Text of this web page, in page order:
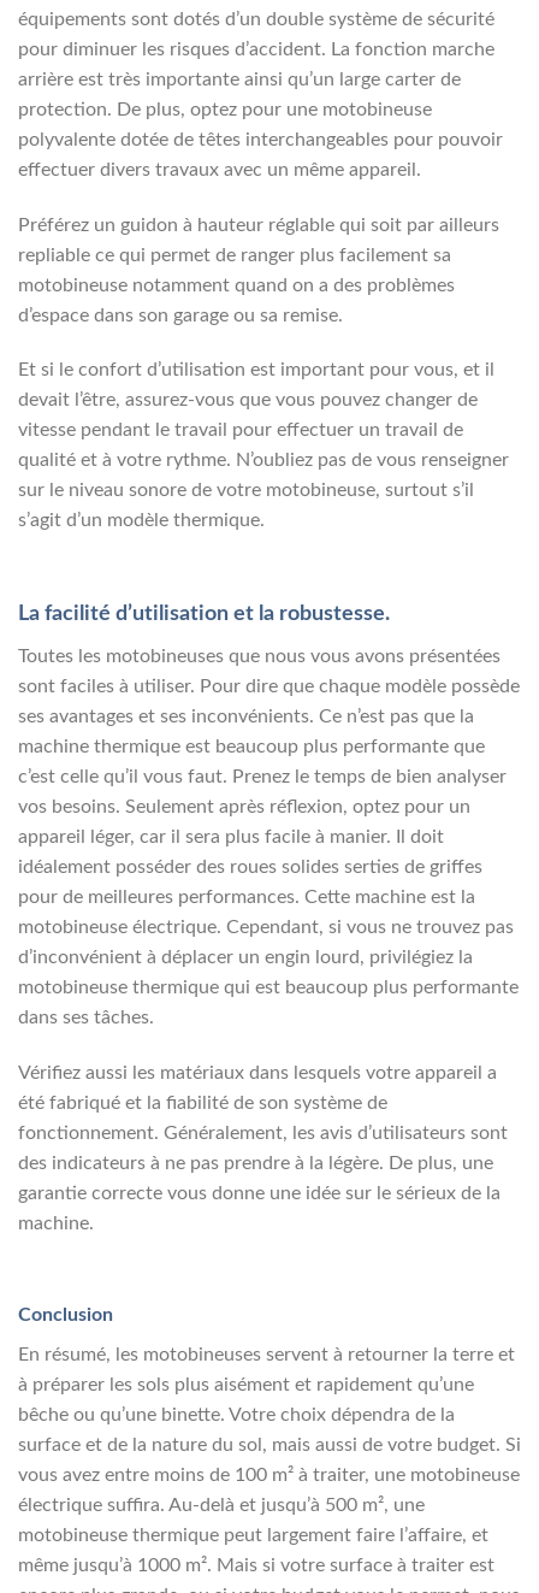
équipements sont dotés d’un double système de sécurité
pour diminuer les risques d’accident. La fonction marche
arrière est très importante ainsi qu’un large carter de
protection. De plus, optez pour une motobineuse
polyvalente dotée de têtes interchangeables pour pouvoir
effectuer divers travaux avec un même appareil.
Préférez un guidon à hauteur réglable qui soit par ailleurs
repliable ce qui permet de ranger plus facilement sa
motobineuse notamment quand on a des problèmes
d’espace dans son garage ou sa remise.
Et si le confort d’utilisation est important pour vous, et il
devait l’être, assurez-vous que vous pouvez changer de
vitesse pendant le travail pour effectuer un travail de
qualité et à votre rythme. N’oubliez pas de vous renseigner
sur le niveau sonore de votre motobineuse, surtout s’il
s’agit d’un modèle thermique.
La facilité d’utilisation et la robustesse.
Toutes les motobineuses que nous vous avons présentées
sont faciles à utiliser. Pour dire que chaque modèle possède
ses avantages et ses inconvénients. Ce n’est pas que la
machine thermique est beaucoup plus performante que
c’est celle qu’il vous faut. Prenez le temps de bien analyser
vos besoins. Seulement après réflexion, optez pour un
appareil léger, car il sera plus facile à manier. Il doit
idéalement posséder des roues solides serties de griffes
pour de meilleures performances. Cette machine est la
motobineuse électrique. Cependant, si vous ne trouvez pas
d’inconvénient à déplacer un engin lourd, privilégiez la
motobineuse thermique qui est beaucoup plus performante
dans ses tâches.
Vérifiez aussi les matériaux dans lesquels votre appareil a
été fabriqué et la fiabilité de son système de
fonctionnement. Généralement, les avis d’utilisateurs sont
des indicateurs à ne pas prendre à la légère. De plus, une
garantie correcte vous donne une idée sur le sérieux de la
machine.
Conclusion
En résumé, les motobineuses servent à retourner la terre et
à préparer les sols plus aisément et rapidement qu’une
bêche ou qu’une binette. Votre choix dépendra de la
surface et de la nature du sol, mais aussi de votre budget. Si
vous avez entre moins de 100 m² à traiter, une motobineuse
électrique suffira. Au-delà et jusqu’à 500 m², une
motobineuse thermique peut largement faire l’affaire, et
même jusqu’à 1000 m². Mais si votre surface à traiter est